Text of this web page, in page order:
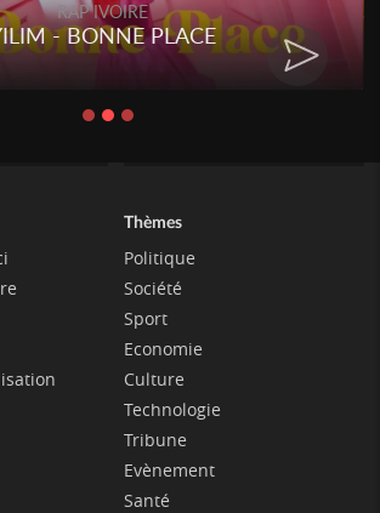
RAP IVOIRE
- BONNE PLACE
Thèmes
Politique
Société
Sport
Economie
Culture
Technologie
Tribune
Evènement
Santé